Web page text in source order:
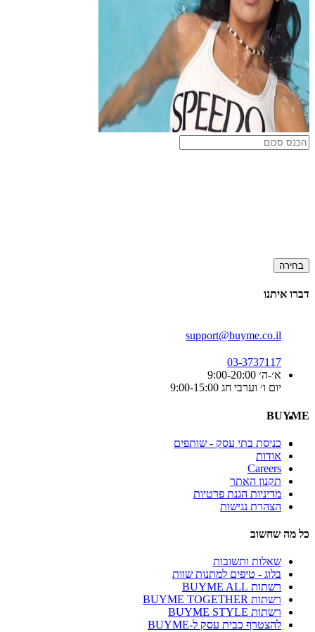
בחירה
דברו איתנו
support@buyme.co.il
03-3737117
א׳-ה׳ 9:00-20:00
יום ו׳ וערבי חג 9:00-15:00
BUYME
כניסת בתי עסק - שותפים
אודות
Careers
תקנון האתר
מדיניות הגנת פרטיות
הצהרת נגישות
כל מה שחשוב
שאלות ותשובות
בלוג - טיפים למתנות שוות
רשתות BUYME ALL
רשתות BUYME TOGETHER
רשתות BUYME STYLE
להצטרף כבית עסק ל-BUYME